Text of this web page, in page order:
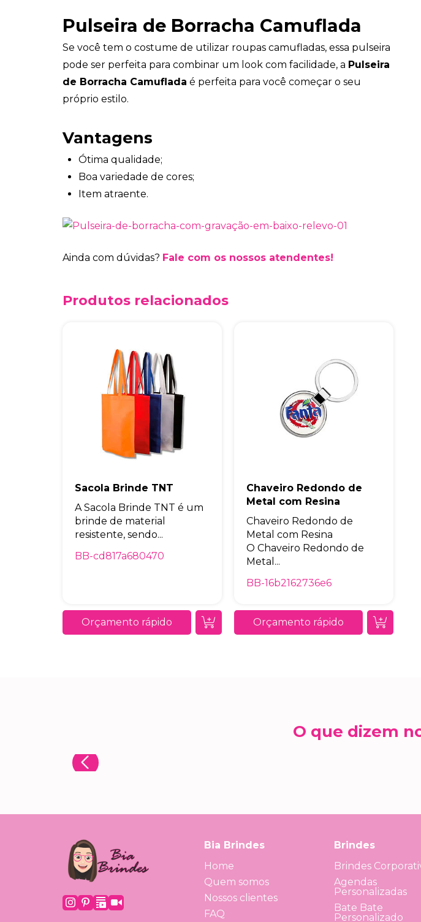
Pulseira de Borracha Camuflada
Se você tem o costume de utilizar roupas camufladas, essa pulseira
pode ser perfeita para combinar um look com facilidade, a Pulseira
de Borracha Camuflada é perfeita para você começar o seu
próprio estilo.
Vantagens
Ótima qualidade;
Boa variedade de cores;
Item atraente.
Ainda com dúvidas? Fale com os nossos atendentes!
Produtos relacionados
Sacola Brinde TNT
A Sacola Brinde TNT é um
brinde de material
resistente, sendo...
BB-cd817a680470
Orçamento rápido
Chaveiro Redondo de
Metal com Resina
Chaveiro Redondo de
Metal com Resina
O Chaveiro Redondo de
Metal...
BB-16b2162736e6
Orçamento rápido
O que dizem
Bia Brindes
Home
Quem somos
Nossos clientes
FAQ
Brindes
Brindes
Agendas
Personalizadas
Bate Bate
Personalizado
Eu concordo em receber
A nossa empresa está
privacidade, utilizaremos seus
marketing. Você pode alterar suas
momento.